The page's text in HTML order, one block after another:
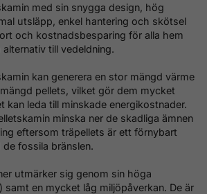
med sin snygga design, hög
utsläpp, enkel hantering och skötsel
och kostnadsbesparing för alla hem
till vedeldning.
kan generera en stor mängd värme
pellets, vilket gör dem mycket
kan leda till minskade energikostnader.
minska ner de skadliga ämnen
eftersom träpellets är ett förnybart
fossila bränslen.
utmärker sig genom sin höga
samt en mycket låg miljöpåverkan. De är